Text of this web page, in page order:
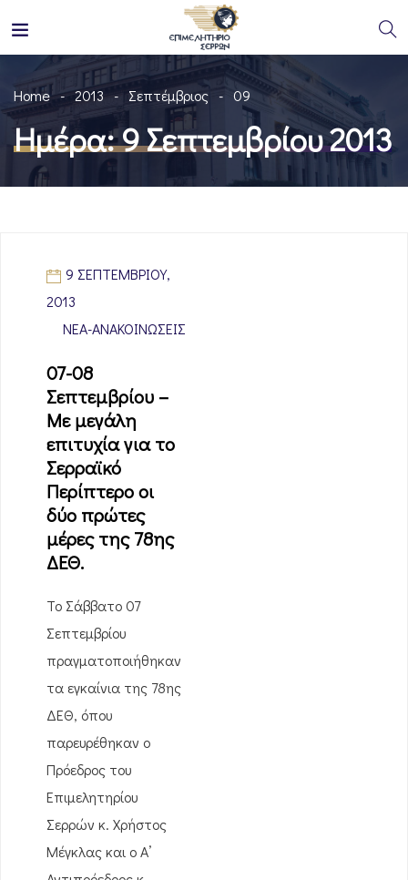
Home 2013 Σεπτέμβριος 09
Ημέρα:9 Σεπτεμβρίου 2013
9 ΣΕΠΤΕΜΒΡΊΟΥ,
2013
ΝΈΑ-ΑΝΑΚΟΙΝΏΣΕΙΣ
07-08
Σεπτεμβρίου –
Με μεγάλη
επιτυχία για το
Σερραϊκό
Περίπτερο οι
δύο πρώτες
μέρες της 78ης
ΔΕΘ.
Το Σάββατο 07
Σεπτεμβρίου
πραγματοποιήθηκαν
τα εγκαίνια της 78ης
ΔΕΘ, όπου
παρευρέθηκαν ο
Πρόεδρος του
Επιμελητηρίου
Σερρών κ. Χρήστος
Μέγκλας και ο Α’